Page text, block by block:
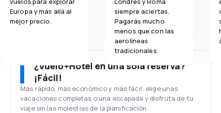
Europa y más allá al
mejor precio.
siempre aciertas.
Pagarás mucho
menos que con las
aerolíneas
tradicionales.
¿Vuelo+Hotel en una sola reserva?
¡Fácil!
Más rápido, más económico y más fácil: elige unas
vacaciones completas o una escapada y disfruta de tu
viaje sin las molestias de la planificación.